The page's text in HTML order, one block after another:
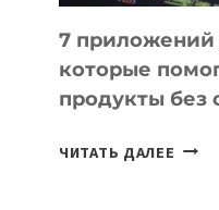
7 приложений
которые
продукты без
ЧИТАТЬ ДАЛЕЕ 7